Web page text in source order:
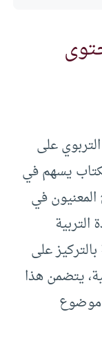
على
يسهم في
المعنيون في
التربية
على
يتضمن هذا
موضوع